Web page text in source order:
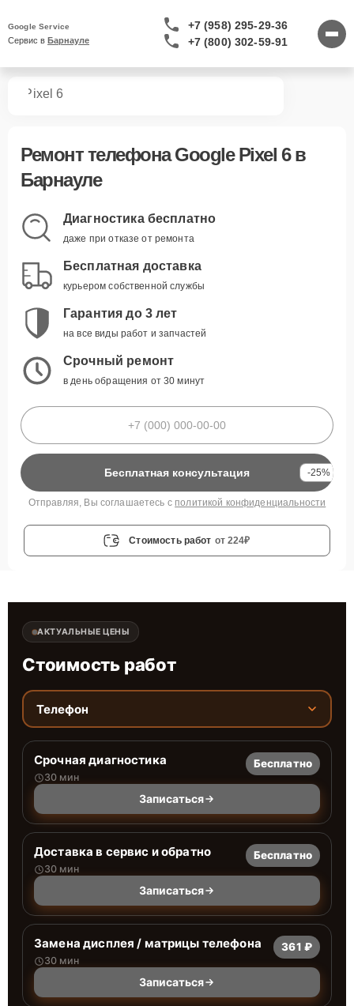
Google Service
Сервис в Барнауле
+7 (958) 295-29-36
+7 (800) 302-59-91
Pixel 6
Ремонттелефона Google Pixel 6в
Барнауле
Диагностика бесплатно
даже при отказе от ремонта
Бесплатная доставка
курьером собственной службы
Гарантия до 3 лет
на все виды работ и запчастей
Срочный ремонт
в день обращения от 30 минут
Бесплатная консультация -25%
Отправляя, Вы соглашаетесь с политикой конфиденциальности
Стоимость работ от 224₽
АКТУАЛЬНЫЕ ЦЕНЫ
Стоимость работ
Телефон
Срочная диагностика
30 мин
Бесплатно
Записаться
Доставка в сервис и обратно
30 мин
Бесплатно
Записаться
Замена дисплея / матрицы телефона
30 мин
361 ₽
Записаться